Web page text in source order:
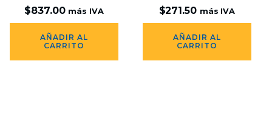
$837.00 más IVA
AÑADIR AL
CARRITO
$271.50 más IVA
AÑADIR AL
CARRITO